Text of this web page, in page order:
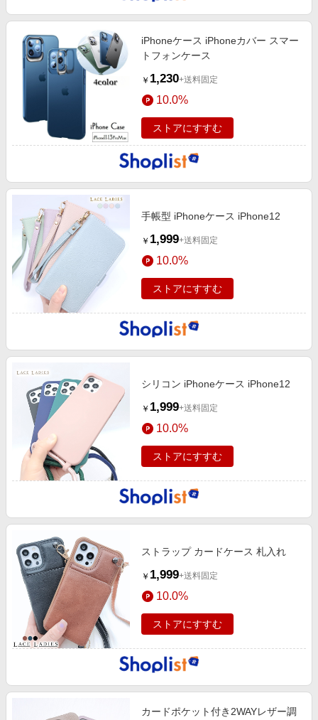
iPhoneケース iPhoneカバー スマー
トフォンケース
￥ 1,230+送料固定
10.0%
ストアにすすむ
手帳型 iPhoneケース iPhone12
￥ 1,999+送料固定
10.0%
ストアにすすむ
シリコン iPhoneケース iPhone12
￥ 1,999+送料固定
10.0%
ストアにすすむ
ストラップ カードケース 札入れ
￥ 1,999+送料固定
10.0%
ストアにすすむ
カードポケット付き2WAYレザー調